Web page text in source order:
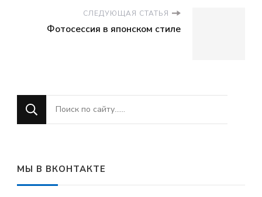
СЛЕДУЮЩАЯ СТАТЬЯ
Фотосессия в японском стиле
Ищите
что-
МЫ В ВКОНТАКТЕ